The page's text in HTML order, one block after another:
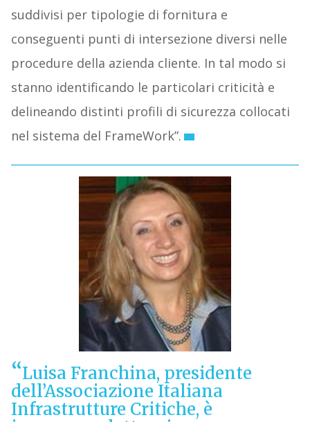
suddivisi per tipologie di fornitura e
conseguenti punti di intersezione diversi nelle
procedure della azienda cliente. In tal modo si
stanno identificando le particolari criticità e
delineando distinti profili di sicurezza collocati
nel sistema del FrameWork”.
Luisa Franchina, presidente
dell’Associazione Italiana
Infrastrutture Critiche, è